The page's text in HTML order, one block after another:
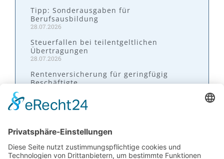
Tipp: Sonderausgaben für
Berufsausbildung
28.07.2026
Steuerfallen bei teilentgeltlichen
Übertragungen
28.07.2026
Rentenversicherung für geringfügig
Beschäftigte